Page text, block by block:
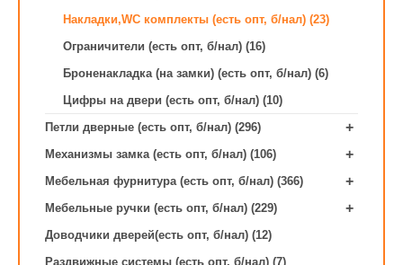
Накладки,WC комплекты (есть опт, б/нал) (23)
Ограничители (есть опт, б/нал) (16)
Броненакладка (на замки) (есть опт, б/нал) (6)
Цифры на двери (есть опт, б/нал) (10)
Петли дверные (есть опт, б/нал) (296)
+
Механизмы замка (есть опт, б/нал) (106) +
Мебельная фурнитура (есть опт, б/нал) (366) +
Мебельные ручки (есть опт, б/нал) (229) +
Доводчики дверей(есть опт, б/нал) (12)
Раздвижные системы (есть опт, б/нал) (7)